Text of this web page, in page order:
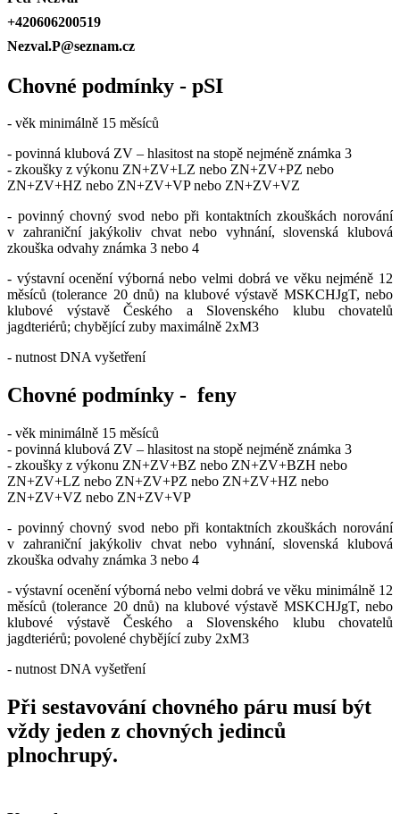
+420606200519
Nezval.P@seznam.cz
Chovné podmínky - pSI
- věk minimálně 15 měsíců
- povinná klubová ZV – hlasitost na stopě nejméně známka 3
- zkoušky z výkonu ZN+ZV+LZ nebo ZN+ZV+PZ nebo
ZN+ZV+HZ nebo ZN+ZV+VP nebo ZN+ZV+VZ
- povinný chovný svod nebo při kontaktních zkouškách norování
v zahraniční jakýkoliv chvat nebo vyhnání, slovenská klubová
zkouška odvahy známka 3 nebo 4
- výstavní ocenění výborná nebo velmi dobrá ve věku nejméně 12
měsíců (tolerance 20 dnů) na klubové výstavě MSKCHJgT, nebo
klubové výstavě Českého a Slovenského klubu chovatelů
jagdteriérů; chybějící zuby maximálně 2xM3
- nutnost DNA vyšetření
Chovné podmínky - feny
- věk minimálně 15 měsíců
- povinná klubová ZV – hlasitost na stopě nejméně známka 3
- zkoušky z výkonu ZN+ZV+BZ nebo ZN+ZV+BZH nebo
ZN+ZV+LZ nebo ZN+ZV+PZ nebo ZN+ZV+HZ nebo
ZN+ZV+VZ nebo ZN+ZV+VP
- povinný chovný svod nebo při kontaktních zkouškách norování
v zahraniční jakýkoliv chvat nebo vyhnání, slovenská klubová
zkouška odvahy známka 3 nebo 4
- výstavní ocenění výborná nebo velmi dobrá ve věku minimálně 12
měsíců (tolerance 20 dnů) na klubové výstavě MSKCHJgT, nebo
klubové výstavě Českého a Slovenského klubu chovatelů
jagdteriérů; povolené chybějící zuby 2xM3
- nutnost DNA vyšetření
Při sestavování chovného páru musí být
vždy jeden z chovných jedinců
plnochrupý.